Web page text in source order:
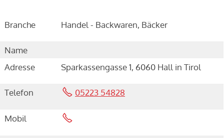
Branche Handel - Backwaren, Bäcker
Name
Adresse
Sparkassengasse 1, 6060 Hall in Tirol
Telefon 05223 54828
Mobil